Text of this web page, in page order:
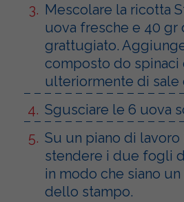
Mescolare la ricotta
uova fresche e 40 gr
grattugiato.
composto do spinaci
ulteriormente di sale
Sgusciare le 6 uova
Su un piano di lavoro
stendere i due fogli
in modo che siano un
dello stampo.